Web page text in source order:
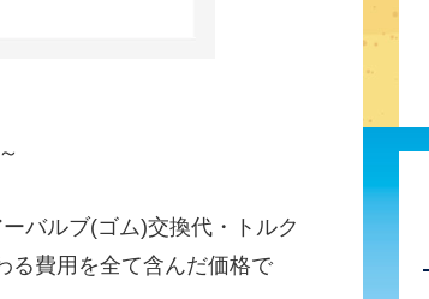
バルブ(ゴム)交換代・トルク
る費用を全て含んだ価格で